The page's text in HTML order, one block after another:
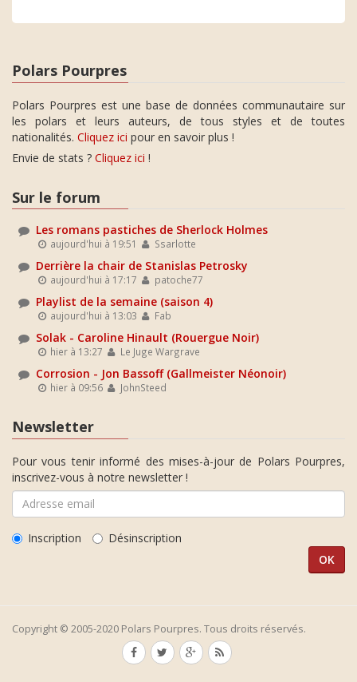
Polars Pourpres
Polars Pourpres est une base de données communautaire sur
les polars et leurs auteurs, de tous styles et de toutes
nationalités. Cliquez ici pour en savoir plus !
Envie de stats ? Cliquez ici !
Sur le forum
Les romans pastiches de Sherlock Holmes
aujourd'hui à 19:51 Ssarlotte
Derrière la chair de Stanislas Petrosky
aujourd'hui à 17:17 patoche77
Playlist de la semaine (saison 4)
aujourd'hui à 13:03 Fab
Solak - Caroline Hinault (Rouergue Noir)
hier à 13:27 Le Juge Wargrave
Corrosion - Jon Bassoff (Gallmeister Néonoir)
hier à 09:56 JohnSteed
Newsletter
Pour vous tenir informé des mises-à-jour de Polars Pourpres,
inscrivez-vous à notre newsletter !
Inscription Désinscription
Copyright © 2005-2020 Polars Pourpres. Tous droits réservés.